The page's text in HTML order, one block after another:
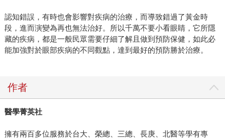
認知錯誤，有時也會影響對疾病的治療，而導致錯過了黃金時
段，進而演變為再也無法治好。所以千萬不要小看眼睛，它所隱
藏的疾病，都是一般民眾需要仔細了解且做到預防保健，如此必
能加強對於眼部疾病的不同觀點，達到最好的預防勝於治療。
作者
醫學菁英社
擁有兩百多位服務於台大、榮總、三總、長庚、北醫等學有專